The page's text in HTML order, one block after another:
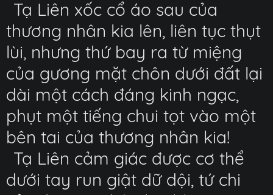
Tạ Liên xốc cổ áo sau của
thương nhân kia lên, liên tục thụt
lùi, nhưng thứ bay ra từ miệng
của gương mặt chôn dưới đất lại
dài một cách đáng kinh ngạc,
phụt một tiếng chui tọt vào một
bên tai của thương nhân kia!
Tạ Liên cảm giác được cơ thể
dưới tay run giật dữ dội, tứ chi